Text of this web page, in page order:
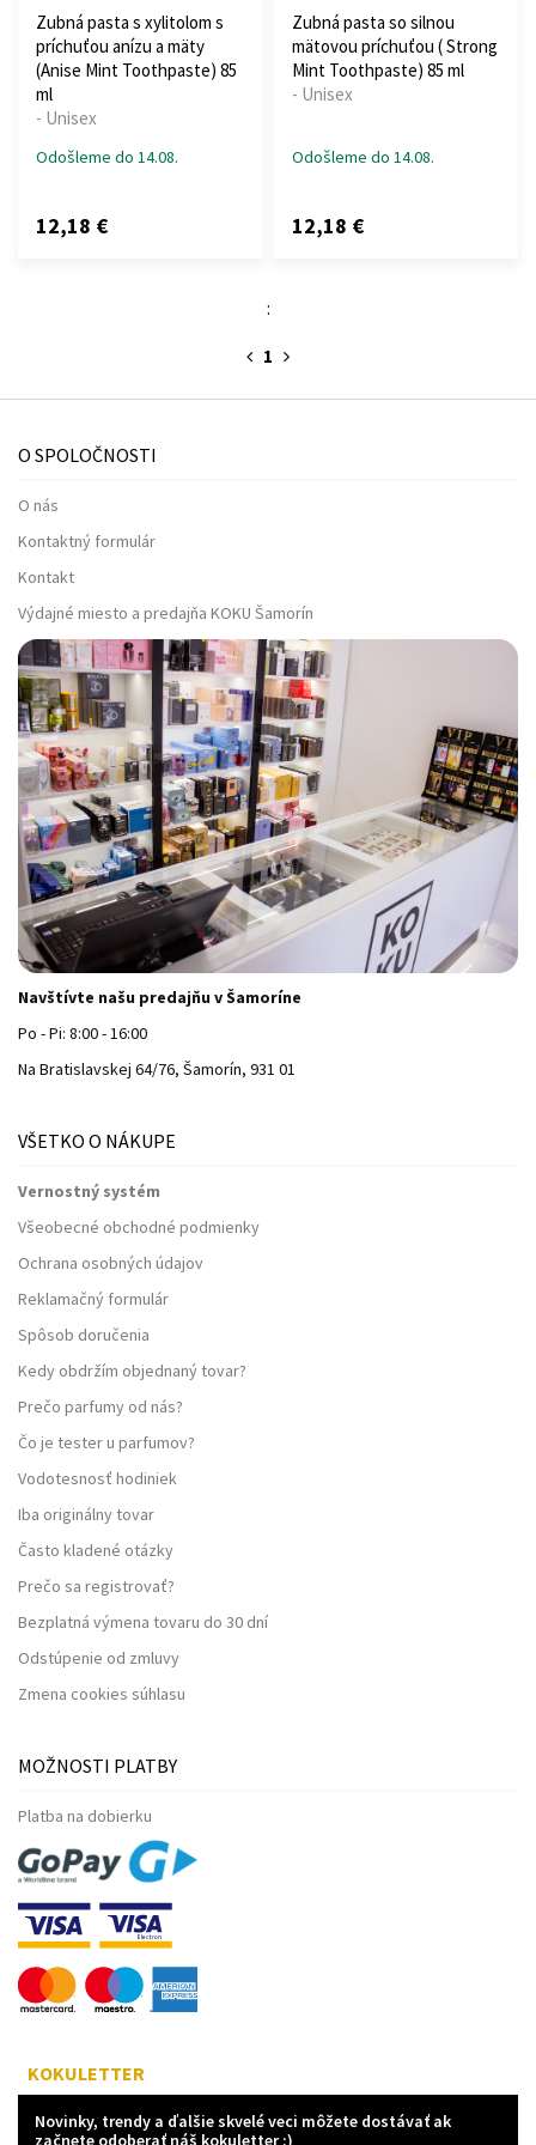
Zubná pasta s xylitolom s
príchuťou anízu a mäty
(Anise Mint Toothpaste) 85
ml
- Unisex
Odošleme do 14.08.
12,18 €
Zubná pasta so silnou
mätovou príchuťou ( Strong
Mint Toothpaste) 85 ml
- Unisex
Odošleme do 14.08.
12,18 €
:
1
O SPOLOČNOSTI
O nás
Kontaktný formulár
Kontakt
Výdajné miesto a predajňa KOKU Šamorín
Navštívte našu predajňu v Šamoríne
Po - Pi: 8:00 - 16:00
Na Bratislavskej 64/76, Šamorín, 931 01
VŠETKO O NÁKUPE
Vernostný systém
Všeobecné obchodné podmienky
Ochrana osobných údajov
Reklamačný formulár
Spôsob doručenia
Kedy obdržím objednaný tovar?
Prečo parfumy od nás?
Čo je tester u parfumov?
Vodotesnosť hodiniek
Iba originálny tovar
Často kladené otázky
Prečo sa registrovať?
Bezplatná výmena tovaru do 30 dní
Odstúpenie od zmluvy
Zmena cookies súhlasu
MOŽNOSTI PLATBY
Platba na dobierku
KOKULETTER
Novinky, trendy a ďalšie skvelé veci môžete dostávať ak
začnete odoberať náš kokuletter :)